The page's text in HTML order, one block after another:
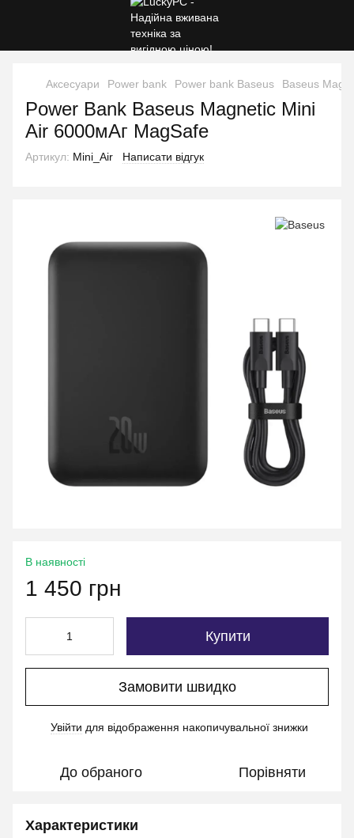
Аксесуари Power bank Power bank Baseus Baseus
Power Bank Baseus Magnetic Mini
Air 6000мАг MagSafe
Артикул: Mini_Air Написати відгук
В наявності
1 450 грн
Купити
Замовити швидко
Увійти для відображення накопичувальної знижки
До обраного Порівняти
Характеристики